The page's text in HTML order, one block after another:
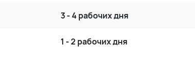
3 - 4 рабочих дня
1 - 2 рабочих дня